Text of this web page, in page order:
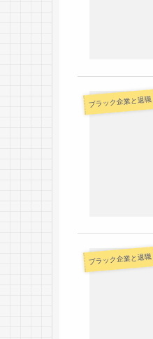
ブラック企業と退職
ブラック企業と退職